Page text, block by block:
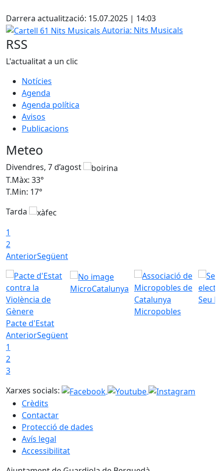
Darrera actualització: 15.07.2025 | 14:03
Cartell 61 Nits Musicals
Autoria: Nits Musicals
RSS
L'actualitat a un clic
Notícies
Agenda
Agenda política
Avisos
Publicacions
Meteo
Divendres, 7 d’agost
T.Màx: 33°
T.Min: 17°
Tarda
1
2
AnteriorSegüent
Pacte d'Estat
MicroCatalunya
Micropobles
Seu
AnteriorSegüent
1
2
3
Xarxes socials:
Crèdits
Contactar
Protecció de dades
Avís legal
Accessibilitat